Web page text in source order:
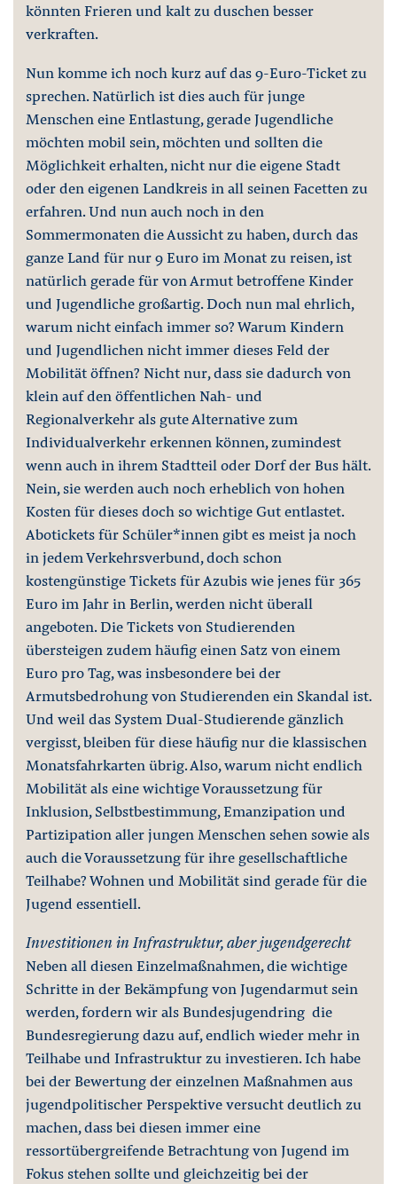
könnten Frieren und kalt zu duschen besser
verkraften.
Nun komme ich noch kurz auf das 9-Euro-Ticket zu
sprechen. Natürlich ist dies auch für junge
Menschen eine Entlastung, gerade Jugendliche
möchten mobil sein, möchten und sollten die
Möglichkeit erhalten, nicht nur die eigene Stadt
oder den eigenen Landkreis in all seinen Facetten zu
erfahren. Und nun auch noch in den
Sommermonaten die Aussicht zu haben, durch das
ganze Land für nur 9 Euro im Monat zu reisen, ist
natürlich gerade für von Armut betroffene Kinder
und Jugendliche großartig. Doch nun mal ehrlich,
warum nicht einfach immer so? Warum Kindern
und Jugendlichen nicht immer dieses Feld der
Mobilität öffnen? Nicht nur, dass sie dadurch von
klein auf den öffentlichen Nah- und
Regionalverkehr als gute Alternative zum
Individualverkehr erkennen können, zumindest
wenn auch in ihrem Stadtteil oder Dorf der Bus hält.
Nein, sie werden auch noch erheblich von hohen
Kosten für dieses doch so wichtige Gut entlastet.
Abotickets für Schüler*innen gibt es meist ja noch
in jedem Verkehrsverbund, doch schon
kostengünstige Tickets für Azubis wie jenes für 365
Euro im Jahr in Berlin, werden nicht überall
angeboten. Die Tickets von Studierenden
übersteigen zudem häufig einen Satz von einem
Euro pro Tag, was insbesondere bei der
Armutsbedrohung von Studierenden ein Skandal ist.
Und weil das System Dual-Studierende gänzlich
vergisst, bleiben für diese häufig nur die klassischen
Monatsfahrkarten übrig. Also, warum nicht endlich
Mobilität als eine wichtige Voraussetzung für
Inklusion, Selbstbestimmung, Emanzipation und
Partizipation aller jungen Menschen sehen sowie als
auch die Voraussetzung für ihre gesellschaftliche
Teilhabe? Wohnen und Mobilität sind gerade für die
Jugend essentiell.
Investitionen in Infrastruktur, aber jugendgerecht
Neben all diesen Einzelmaßnahmen, die wichtige
Schritte in der Bekämpfung von Jugendarmut sein
werden, fordern wir als Bundesjugendring die
Bundesregierung dazu auf, endlich wieder mehr in
Teilhabe und Infrastruktur zu investieren. Ich habe
bei der Bewertung der einzelnen Maßnahmen aus
jugendpolitischer Perspektive versucht deutlich zu
machen, dass bei diesen immer eine
ressortübergreifende Betrachtung von Jugend im
Fokus stehen sollte und gleichzeitig bei der